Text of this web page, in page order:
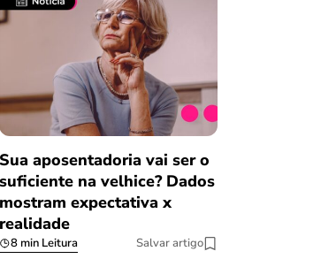
Sua aposentadoria vai ser o
suficiente na velhice? Dados
mostram expectativa x
realidade
8 min Leitura Salvar artigo